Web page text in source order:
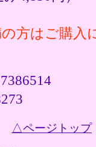
方はご購入
△ページトップ